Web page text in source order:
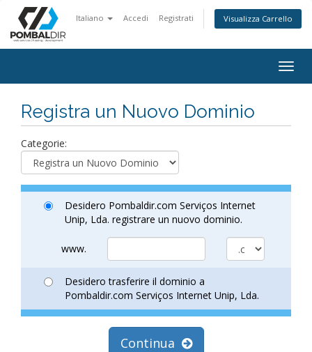
Italiano Accedi Registrati Visualizza Carrello
Registra un Nuovo Dominio
Categorie:
Desidero Pombaldir.com Serviços Internet
Unip, Lda. registrare un nuovo dominio.
www.
Desidero trasferire il dominio a
Pombaldir.com Serviços Internet Unip, Lda.
Continua